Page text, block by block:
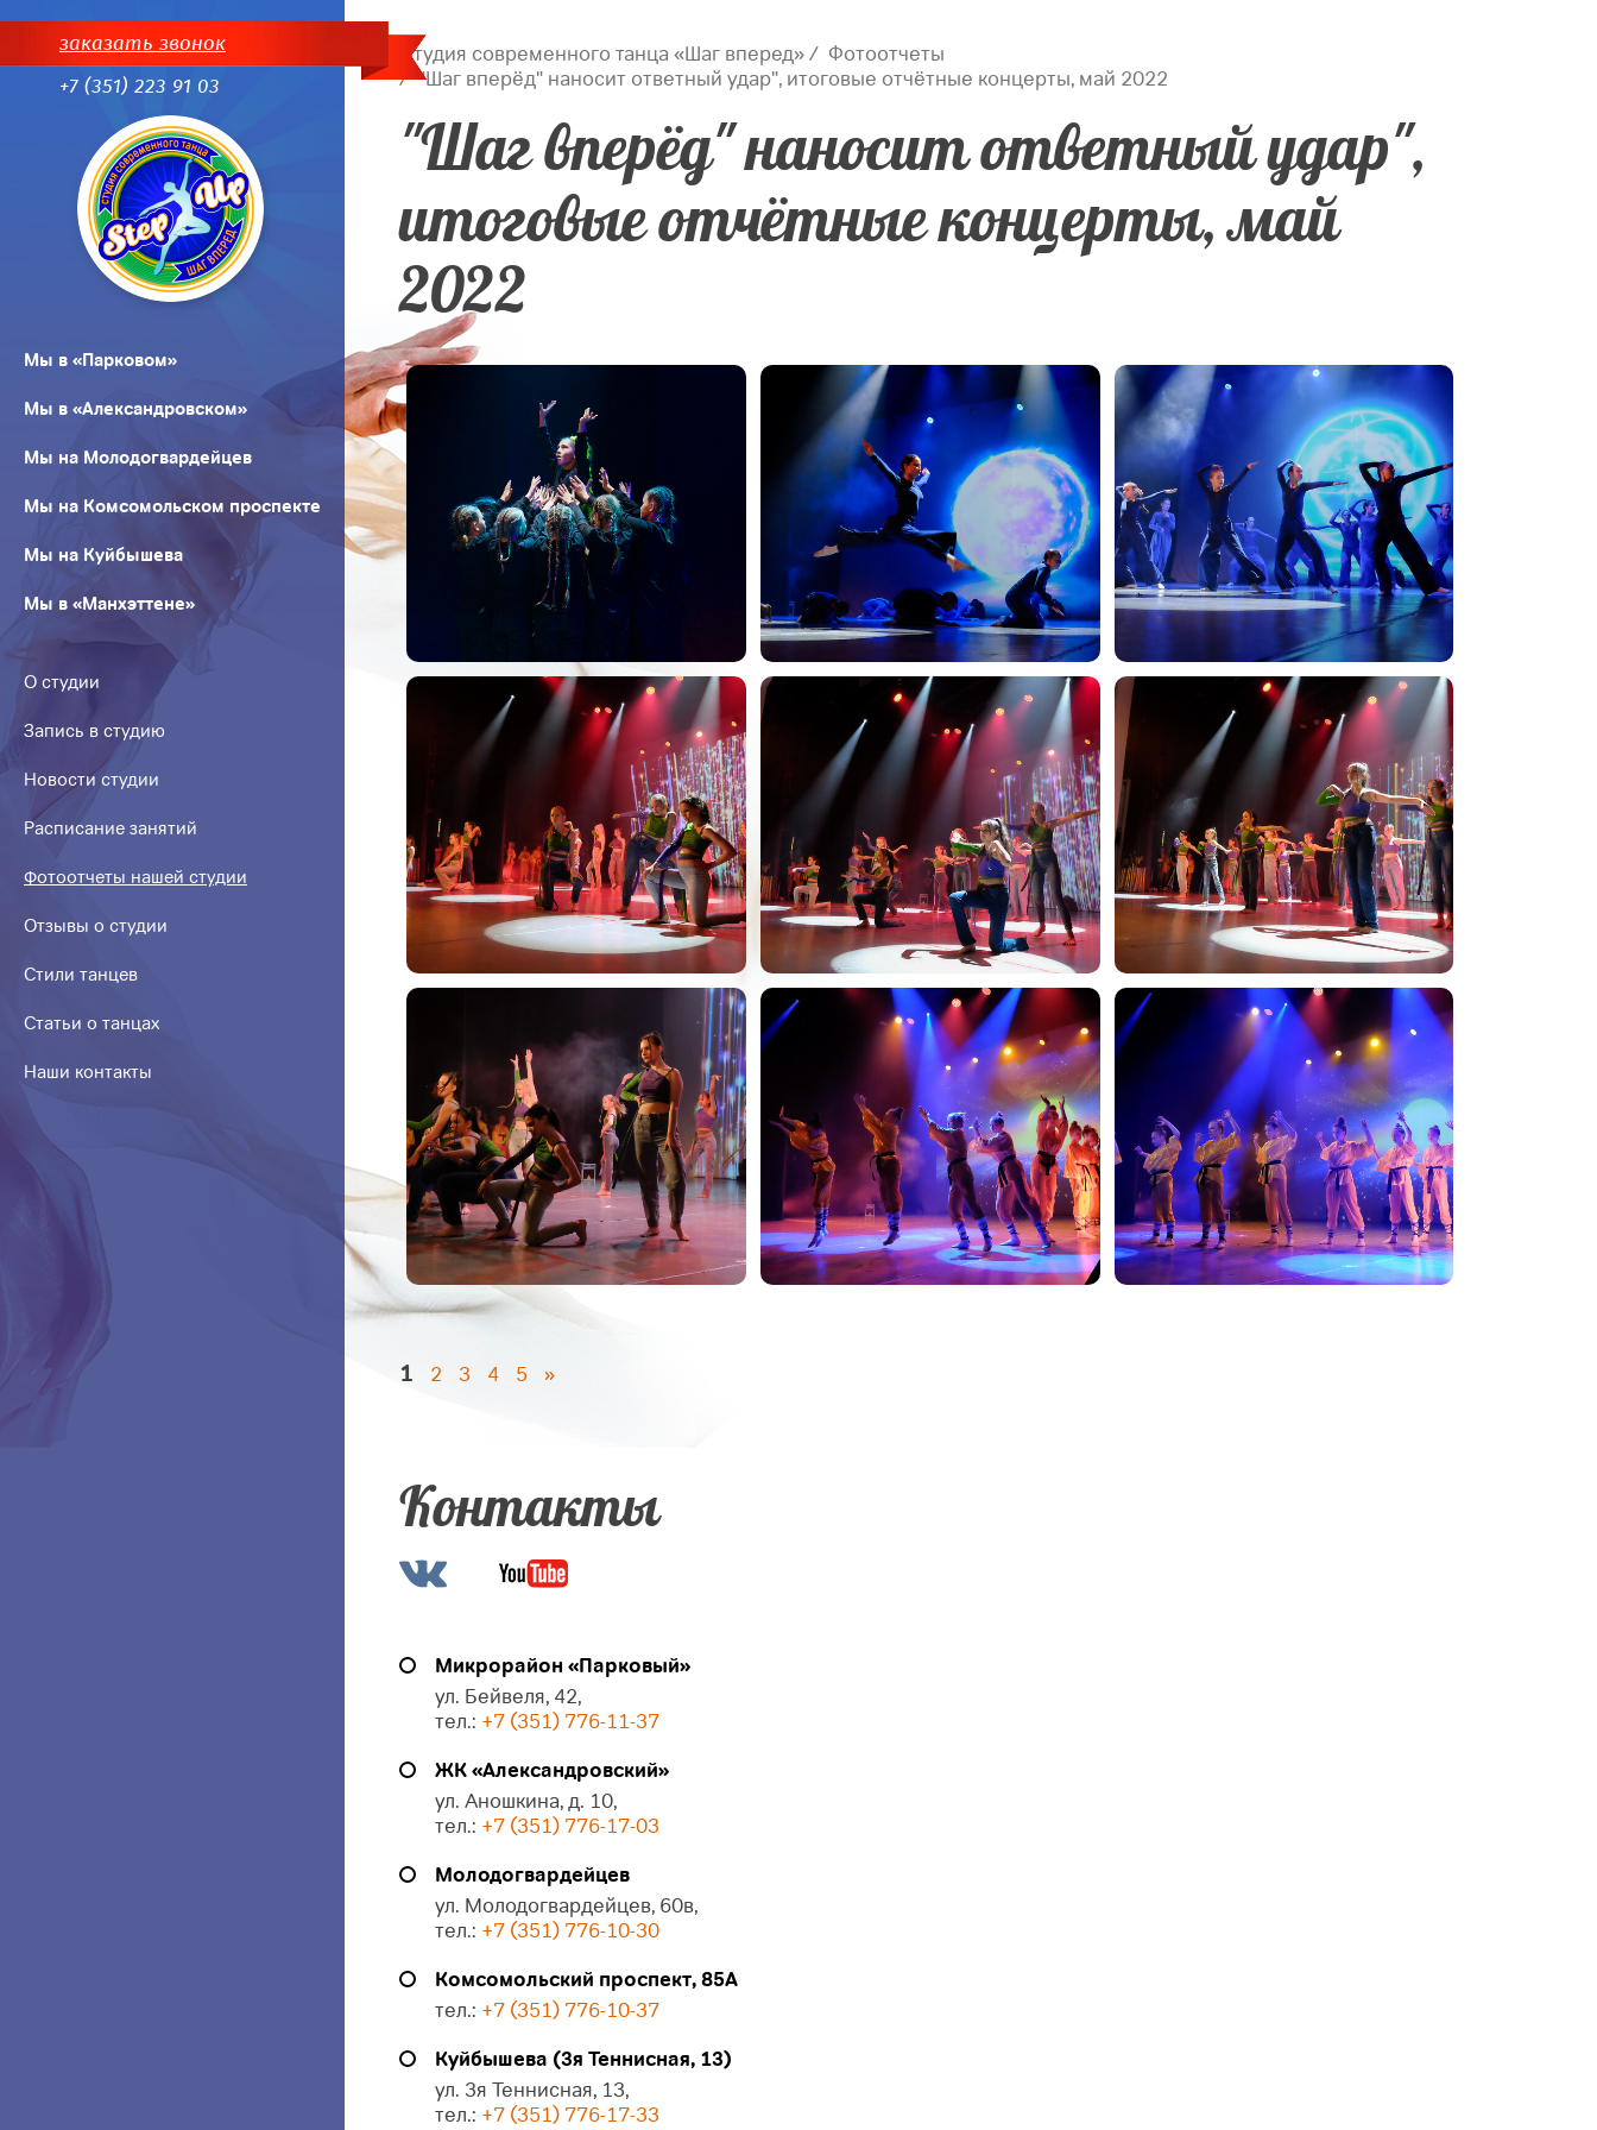
заказать звонок
+7 (351) 223 91 03
Мы в «Парковом»
Мы в «Александровском»
Мы на Молодогвардейцев
Мы на Комсомольском проспекте
Мы на Куйбышева
Мы в «Манхэттене»
О студии
Запись в студию
Новости студии
Расписание занятий
Фотоотчеты нашей студии
Отзывы о студии
Стили танцев
Статьи о танцах
Наши контакты
Студия современного танца «Шаг вперед»
Фотоотчеты
"Шаг вперёд" наносит ответный удар", итоговые отчётные концерты, май 2022
"Шаг вперёд" наносит ответный удар",
итоговые отчётные концерты, май
2022
1 2 3 4 5 »
Контакты
Микрорайон «Парковый»
ул. Бейвеля, 42,
тел.: +7 (351) 776-11-37
ЖК «Александровский»
ул. Аношкина, д. 10,
тел.: +7 (351) 776-17-03
Молодогвардейцев
ул. Молодогвардейцев, 60в,
тел.: +7 (351) 776-10-30
Комсомольский проспект, 85А
тел.: +7 (351) 776-10-37
Куйбышева (3я Теннисная, 13)
ул. 3я Теннисная, 13,
тел.: +7 (351) 776-17-33